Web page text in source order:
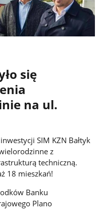
się
na ul.
SIM KZN Bałtyk
z
techniczną.
18 mieszkań!
Banku
Plano